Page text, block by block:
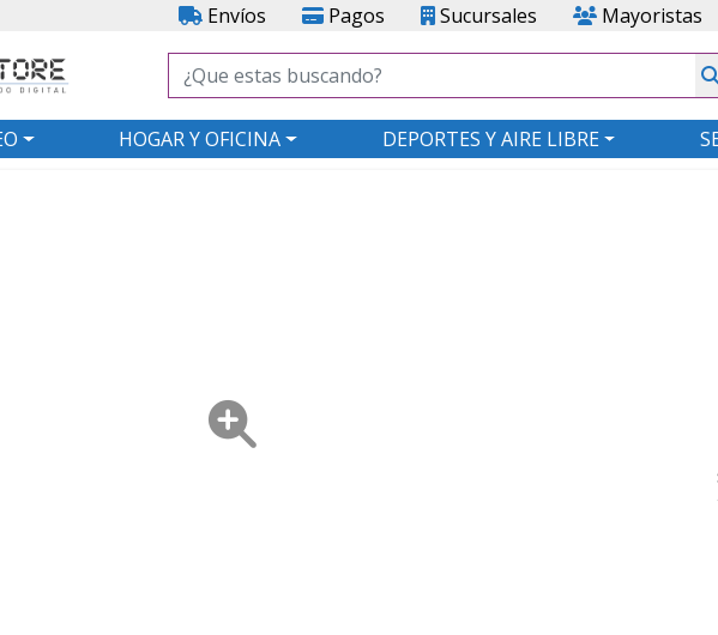
Envíos Pagos Sucursales Mayoristas
HOGAR Y OFICINA DEPORTES Y AIRE LIBRE